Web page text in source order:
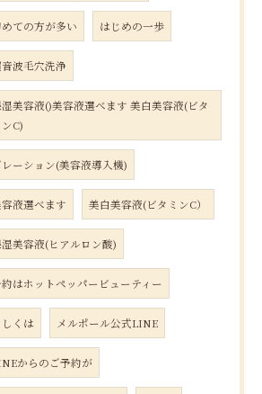
ての方が多い はじめの一歩
音波毛穴洗浄
美容液()美容液選べます 美白美容液(ビタ
ンC)
レーション(美容液導入機)
液選べます 美白美容液(ビタミンC）
美容液(ヒアルロン酸)
はホットペッパービューティー
しくは メルポール公式LINE
からのご予約が